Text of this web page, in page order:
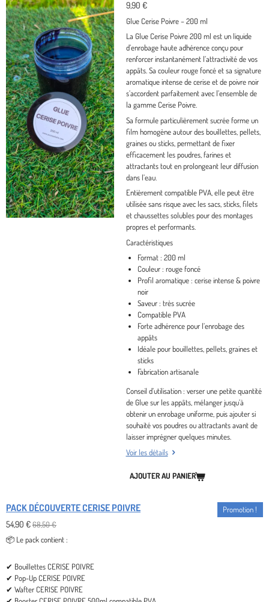
9,90 €
Glue Cerise Poivre – 200 ml
La Glue Cerise Poivre 200 ml est un liquide
d’enrobage haute adhérence conçu pour
renforcer instantanément l’attractivité de vos
appâts. Sa couleurrouge foncéet sa signature
aromatique intense deceriseet depoivre noir
s’accordent parfaitement avec l’ensemble de
la gamme Cerise Poivre.
Sa formule particulièrement sucrée forme un
film homogène autour des bouillettes, pellets,
graines ou sticks, permettant de fixer
efficacement les poudres, farines et
attractants tout en prolongeant leur diffusion
dans l’eau.
Entièrementcompatible PVA, elle peut être
utilisée sans risque avec les sacs, sticks, filets
et chaussettes solubles pour des montages
propres et performants.
Caractéristiques
Format : 200 ml
Couleur : rouge foncé
Profil aromatique : cerise intense & poivre
noir
Saveur : très sucrée
Compatible PVA
Forte adhérencepour l’enrobage des
appâts
Idéale pour bouillettes, pellets, graines et
sticks
Fabrication artisanale
Conseil d’utilisation : verser une petite quantité
de Glue sur les appâts, mélanger jusqu’à
obtenir un enrobage uniforme, puis ajouter si
souhaité vos poudres ou attractants avant de
laisser imprégner quelques minutes.
Voir les détails
AJOUTER AU PANIER
Promotion !
PACK DÉCOUVERTE CERISE POIVRE
54,90 €68,50 €
📦 Le pack contient :
✔ Bouillettes CERISE POIVRE
✔ Pop-Up CERISE POIVRE
✔ Wafter CERISE POIVRE